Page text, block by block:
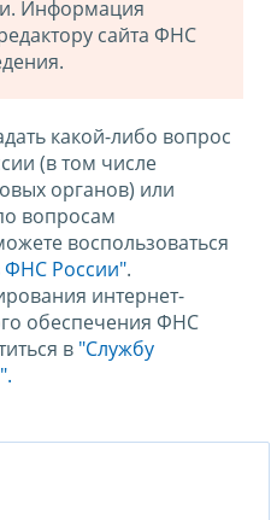
Информация
сайта ФНС
какой-либо вопрос
(в том числе
органов) или
вопросам
воспользоваться
ФНС России".
интернет-
обеспечения ФНС
в "Службу